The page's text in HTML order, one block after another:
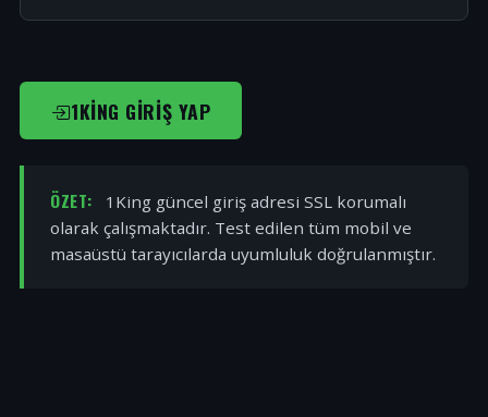
1KING GIRIŞ YAP
ÖZET:
1King güncel giriş adresi SSL korumalı
olarak çalışmaktadır. Test edilen tüm mobil ve
masaüstü tarayıcılarda uyumluluk doğrulanmıştır.